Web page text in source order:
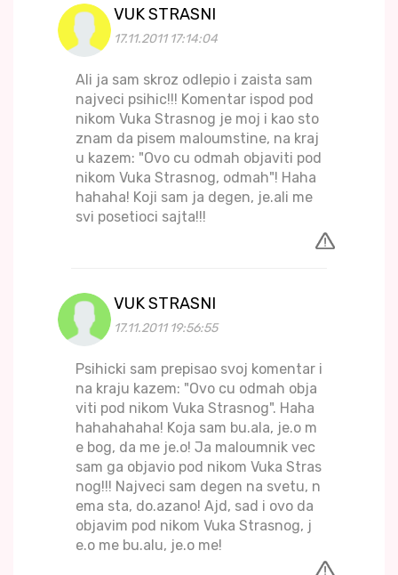
VUK STRASNI
17.11.2011 17:14:04
Ali ja sam skroz odlepio i zaista sam
najveci psihic!!! Komentar ispod pod
nikom Vuka Strasnog je moj i kao sto
znam da pisem maloumstine, na kraj
u kazem: "Ovo cu odmah objaviti pod
nikom Vuka Strasnog, odmah"! Haha
hahaha! Koji sam ja degen, je.ali me
svi posetioci sajta!!!
VUK STRASNI
17.11.2011 19:56:55
Psihicki sam prepisao svoj komentar i
na kraju kazem: "Ovo cu odmah obja
viti pod nikom Vuka Strasnog". Haha
hahahahaha! Koja sam bu.ala, je.o m
e bog, da me je.o! Ja maloumnik vec
sam ga objavio pod nikom Vuka Stras
nog!!! Najveci sam degen na svetu, n
ema sta, do.azano! Ajd, sad i ovo da
objavim pod nikom Vuka Strasnog, j
e.o me bu.alu, je.o me!